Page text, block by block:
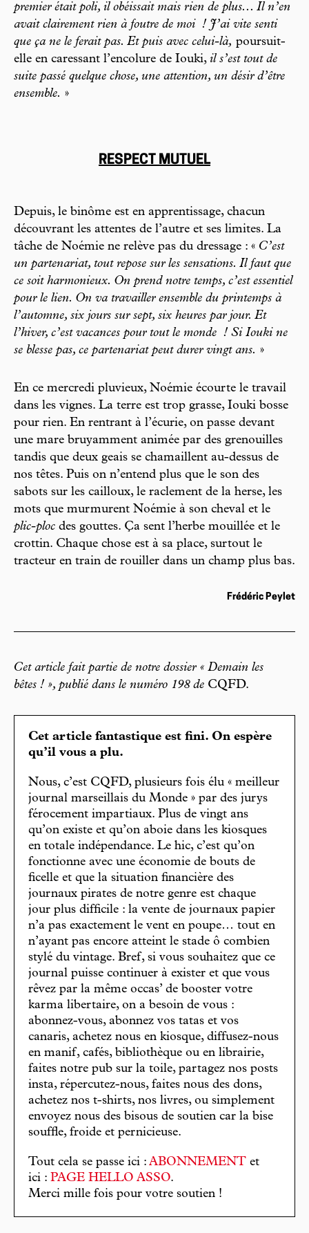
premier était poli, il obéissait mais rien de plus... Il n’en
avait clairement rien à foutre de moi ! J’ai vite senti
que ça ne le ferait pas. Et puis avec celui-là, poursuit-
elle en caressant l’encolure de Iouki, il s’est tout de
suite passé quelque chose, une attention, un désir d’être
ensemble. »
RESPECT MUTUEL
Depuis, le binôme est en apprentissage, chacun
découvrant les attentes de l’autre et ses limites. La
tâche de Noémie ne relève pas du dressage : « C’est
un partenariat, tout repose sur les sensations. Il faut que
ce soit harmonieux. On prend notre temps, c’est essentiel
pour le lien. On va travailler ensemble du printemps à
l’automne, six jours sur sept, six heures par jour. Et
l’hiver, c’est vacances pour tout le monde ! Si Iouki ne
se blesse pas, ce partenariat peut durer vingt ans. »
En ce mercredi pluvieux, Noémie écourte le travail
dans les vignes. La terre est trop grasse, Iouki bosse
pour rien. En rentrant à l’écurie, on passe devant
une mare bruyamment animée par des grenouilles
tandis que deux geais se chamaillent au-dessus de
nos têtes. Puis on n’entend plus que le son des
sabots sur les cailloux, le raclement de la herse, les
mots que murmurent Noémie à son cheval et le
plic-ploc des gouttes. Ça sent l’herbe mouillée et le
crottin. Chaque chose est à sa place, surtout le
tracteur en train de rouiller dans un champ plus bas.
Frédéric Peylet
Cet article fait partie de notre dossier « Demain les
bêtes ! », publié dans le numéro 198 de CQFD.
Cet article fantastique est fini. On espère
qu’il vous a plu.
Nous, c’est CQFD, plusieurs fois élu « meilleur
journal marseillais du Monde » par des jurys
férocement impartiaux. Plus de vingt ans
qu’on existe et qu’on aboie dans les kiosques
en totale indépendance. Le hic, c’est qu’on
fonctionne avec une économie de bouts de
ficelle et que la situation financière des
journaux pirates de notre genre est chaque
jour plus difficile : la vente de journaux papier
n’a pas exactement le vent en poupe… tout en
n’ayant pas encore atteint le stade ô combien
stylé du vintage. Bref, si vous souhaitez que ce
journal puisse continuer à exister et que vous
rêvez par la même occas’ de booster votre
karma libertaire, on a besoin de vous :
abonnez-vous, abonnez vos tatas et vos
canaris, achetez nous en kiosque, diffusez-nous
en manif, cafés, bibliothèque ou en librairie,
faites notre pub sur la toile, partagez nos posts
insta, répercutez-nous, faites nous des dons,
achetez nos t-shirts, nos livres, ou simplement
envoyez nous des bisous de soutien car la bise
souffle, froide et pernicieuse.
Tout cela se passe ici : ABONNEMENT et
ici : PAGE HELLO ASSO.
Merci mille fois pour votre soutien !